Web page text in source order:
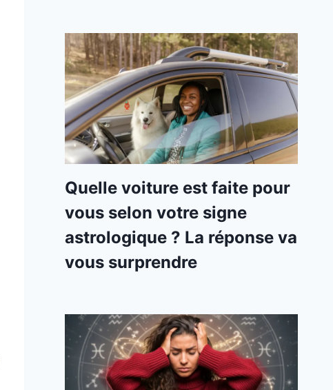
Quelle voiture est faite pour
vous selon votre signe
astrologique ? La réponse va
vous surprendre